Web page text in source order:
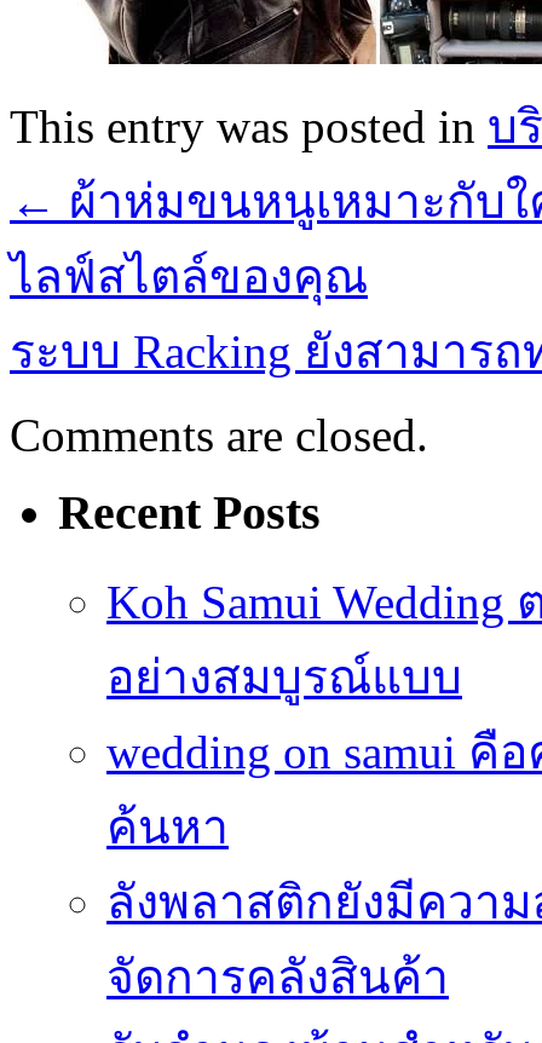
This entry was posted in บ
← ผ้าห่มขนหนูเหมาะกับใ
ไลฟ์สไตล์ของคุณ
ระบบ Racking ยังสามา
Comments are closed.
Recent Posts
Koh Samui
อย่างสมบูรณ์แบบ
wedding on samui
ค้นหา
ลังพลาสติกยังมีควา
จัดการคลังสินค้า